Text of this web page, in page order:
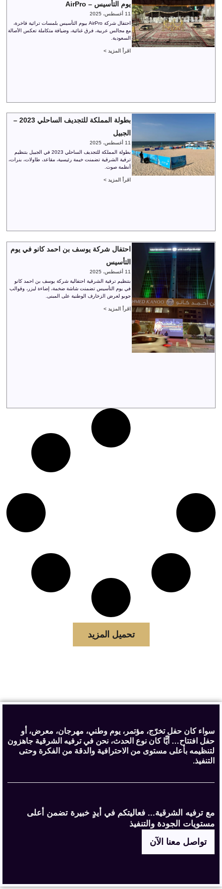
يوم التأسيس – AirPro
11 أغسطس، 2025
احتفال شركة AirPro بيوم التأسيس بلمسات تراثية فاخرة،
مع مجالس عربية، فرق غنائية، وضيافة متكاملة تعكس الأصالة
السعودية.
اقرأ المزيد >
بطولة المملكة للتجديف الساحلي 2023 –
الجبيل
11 أغسطس، 2025
بطولة المملكة للتجديف الساحلي 2023 في الجبيل بتنظيم
ترفية الشرقية تضمنت خيمة رئيسية، مقاعد، طاولات، بنرات،
أنظمة صوت.
اقرأ المزيد >
احتفال شركة يوسف بن احمد كانو في يوم
التأسيس
11 أغسطس، 2025
بتنظيم ترفية الشرقية احتفالية شركة يوسف بن احمد كانو
في يوم التأسيس تضمنت شاشة ضخمة، إضاءة ليزر، وقوالب
جوبو لعرض الزخارف الوطنية على المبنى.
اقرأ المزيد >
تحميل المزيد
سواء كان حفل تخرّج، مؤتمر، يوم وطني، مهرجان، معرض، أو
حفل افتتاح… أيًّا كان نوع الحدث، نحن في ترفيه الشرقية جاهزون
لتنظيمه بأعلى مستوى من الاحترافية والدقة من الفكرة وحتى
التنفيذ.
مع ترفيه الشرقية... فعاليتكم في أيدٍ خبيرة تضمن أعلى
مستويات الجودة والتنفيذ
تواصل معنا الآن